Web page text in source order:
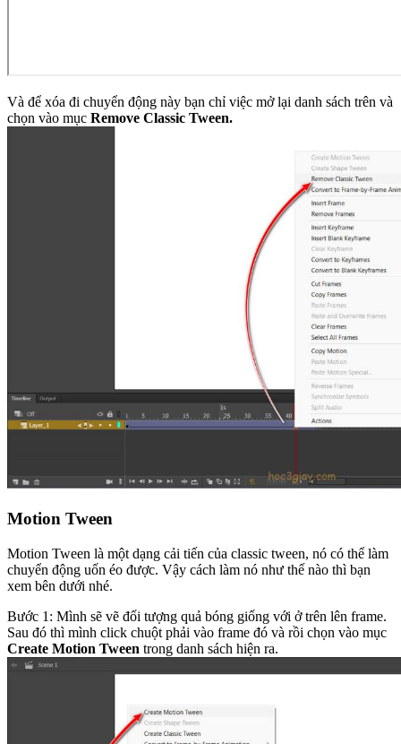
Và để xóa đi chuyển động này bạn chỉ việc mở lại danh sách trên và
chọn vào mục Remove Classic Tween.
Motion Tween
Motion Tween là một dạng cải tiến của classic tween, nó có thể làm
chuyển động uốn éo được. Vậy cách làm nó như thế nào thì bạn
xem bên dưới nhé.
Bước 1: Mình sẽ vẽ đối tượng quả bóng giống với ở trên lên frame.
Sau đó thì mình click chuột phải vào frame đó và rồi chọn vào mục
Create Motion Tween trong danh sách hiện ra.